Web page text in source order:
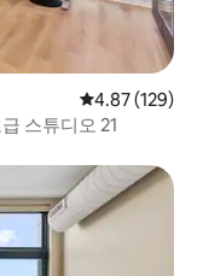
평점 4.87점(5
4.87 (129)
스튜디오 21